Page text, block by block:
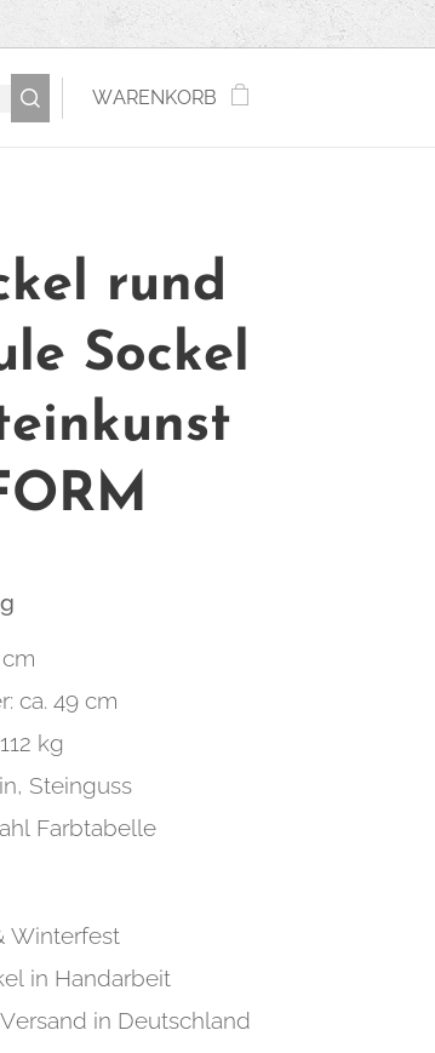
WARENKORB
rund
Sockel
ca. 49 cm
kg
Steinguss
Farbtabelle
Winterfest
in Handarbeit
in Deutschland